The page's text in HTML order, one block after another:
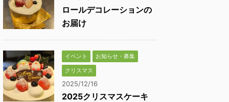
ロールデコレーションの
お届け
イベント
お知らせ・募集
クリスマス
2025/12/16
2025クリスマスケーキ